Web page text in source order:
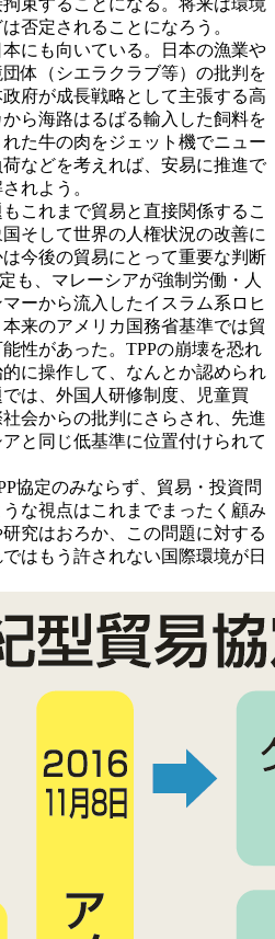
否定されることになろう。
にも向いている。日本の漁業や
体（シエラクラブ等）の批判を
府が成長戦略として主張する高
ら海路はるばる輸入した飼料を
た牛の肉をジェット機でニュー
などを考えれば、安易に推進で
れよう。
これまで貿易と直接関係するこ
そして世界の人権状況の改善に
今後の貿易にとって重要な判断
も、マレーシアが強制労働・人
ーから流入したイスラム系ロヒ
来のアメリカ国務省基準では貿
性があった。TPPの崩壊を恐れ
に操作して、なんとか認められ
は、外国人研修制度、児童買
会からの批判にさらされ、先進
と同じ低基準に位置付けられて
協定のみならず、貿易・投資問
な視点はこれまでまったく顧み
究はおろか、この問題に対する
はもう許されない国際環境が日